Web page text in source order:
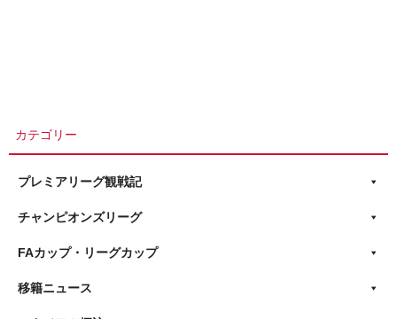
カテゴリー
プレミアリーグ観戦記
チャンピオンズリーグ
FAカップ・リーグカップ
移籍ニュース